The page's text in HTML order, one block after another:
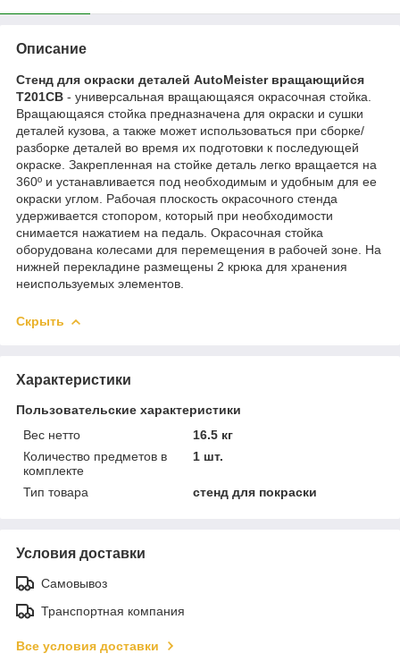
Описание
Стенд для окраски деталей AutoMeister вращающийся
T201CB - универсальная вращающаяся окрасочная стойка.
Вращающаяся стойка предназначена для окраски и сушки
деталей кузова, а также может использоваться при сборке/
разборке деталей во время их подготовки к последующей
окраске. Закрепленная на стойке деталь легко вращается на
360º и устанавливается под необходимым и удобным для ее
окраски углом. Рабочая плоскость окрасочного стенда
удерживается стопором, который при необходимости
снимается нажатием на педаль. Окрасочная стойка
оборудована колесами для перемещения в рабочей зоне. На
нижней перекладине размещены 2 крюка для хранения
неиспользуемых элементов.
Скрыть
Характеристики
Пользовательские характеристики
Вес нетто
16.5 кг
Количество предметов в
комплекте
1 шт.
Тип товара стенд для покраски
Условия доставки
Самовывоз
Транспортная компания
Все условия доставки